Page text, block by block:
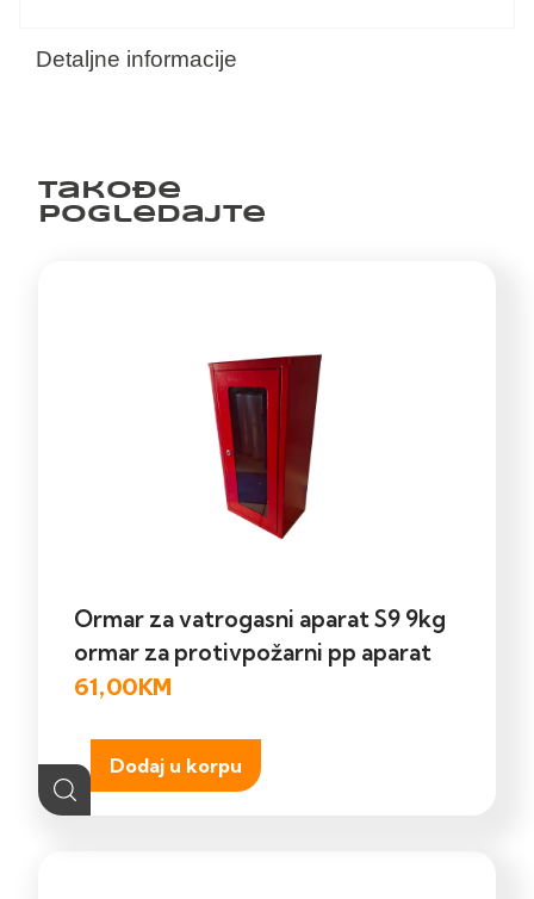
Detaljne informacije
Takođe
pogledajte
Ormar za vatrogasni aparat S9 9kg
ormar za protivpožarni pp aparat
61,00KM
Dodaj u korpu